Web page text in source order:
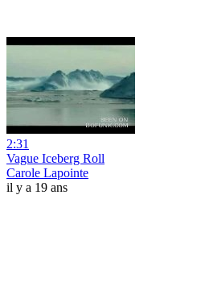
2:31
Vague Iceberg Roll
Carole Lapointe
il y a 19 ans